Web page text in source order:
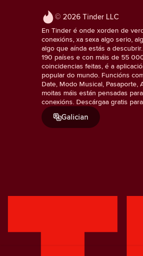
© 2026 Tinder LLC
En Tinder é onde xorden de
conexións, xa sexa algo serio,
algo que aínda estás a
190 países e con máis de 55
coincidencias feitas, é a
popular do mundo. Funcións
Date, Modo Musical, Pasaporte,
moitas máis están pensadas
conexións. Descárgaa gratis
Galician